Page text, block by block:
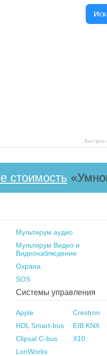
Бестрон
стоимость
Мультирум аудио
Мультирум Видео и
Видеонаблюдение
Охрана
SOS
Системы управления
Apple
HDL Smart-bus
Clipsal C-bus
LonWorks
Crestron
EIB KNX
X10